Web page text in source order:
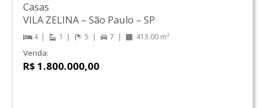
Casas
VILA ZELINA– São Paulo – SP
4 1 5 7 413.00 m²
Venda:
R$ 1.800.000,00